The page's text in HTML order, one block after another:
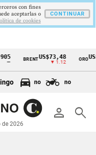
BRENTUS$73,48
▼ 1.12
ORO
no no
person search
de 2026
con fines
aceptarlas o
de cookies
CONTINUAR